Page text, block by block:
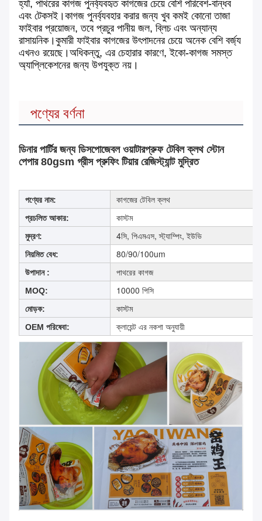
হ্যাঁ, পাথরের কাগজ পুনর্ব্যবহৃত কাগজের চেয়ে বেশি পরিবেশ-বান্ধব
এবং টেকসই।কাগজ পুনর্ব্যবহার করার জন্য খুব কমই কোনো তাজা
ফাইবার প্রয়োজন, তবে প্রচুর পানীয় জল, ব্লিচ এবং অন্যান্য
রাসায়নিক।কুমারী ফাইবার কাগজের উৎপাদনের চেয়ে অনেক বেশি বর্জ্য
এখনও রয়েছে।অধিকন্তু, এর চেহারার কারণে, ইকো-কাগজ সমস্ত
অ্যাপ্লিকেশনের জন্য উপযুক্ত নয়।
পণ্যের বর্ণনা
ডিনার পার্টির জন্য ডিসপোজেবল ওয়াটারপ্রুফ টেবিল ক্লথ স্টোন
পেপার 80gsm গ্রীস প্রুফিং টিয়ার রেজিস্ট্যান্ট মুদ্রিত
পণ্যের নাম: কাগজের টেবিল ক্লথ
প্রচলিত আকার:
কাস্টম
মুদ্রণ:
4সি, পিএমএস, স্ট্যাম্পিং, ইউভি
নিয়মিত বেধ: 80/90/100um
উপাদান : পাথরের কাগজ
MOQ: 10000 পিসি
মোড়ক: কাস্টম
OEM পরিষেবা: ক্লায়েন্ট এর নকশা অনুযায়ী